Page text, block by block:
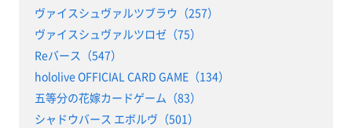
ヴァイスシュヴァルツブラウ（257）
ヴァイスシュヴァルツロゼ（75）
Reバース（547）
hololive OFFICIAL CARD GAME（134）
五等分の花嫁カードゲーム（83）
シャドウバース エボルヴ（501）